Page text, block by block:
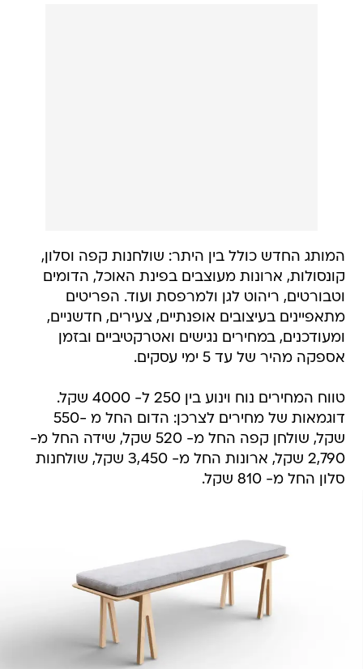
המותג החדש כולל בין היתר: שולחנות קפה וסלון,
קונסולות, ארונות מעוצבים בפינת האוכל, הדומים
וטבורטים, ריהוט לגן ולמרפסת ועוד. הפריטים
מתאפיינים בעיצובים אופנתיים, צעירים, חדשניים,
ומעודכנים, במחירים נגישים ואטרקטיביים ובזמן
אספקה מהיר של עד 5 ימי עסקים.
טווח המחירים נוח וינוע בין 250 ל- 4000 שקל.
דוגמאות של מחירים לצרכן: הדום החל מ -550
שקל, שולחן קפה החל מ- 520 שקל, שידה החל מ-
2,790 שקל, ארונות החל מ- 3,450 שקל, שולחנות
סלון החל מ- 810 שקל.